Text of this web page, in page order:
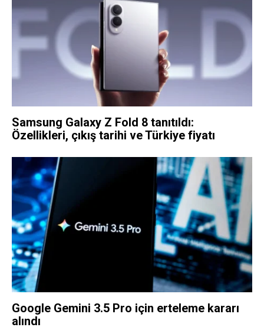
Samsung Galaxy Z Fold 8 tanıtıldı:
Özellikleri, çıkış tarihi ve Türkiye fiyatı
Google Gemini 3.5 Pro için erteleme kararı
alındı